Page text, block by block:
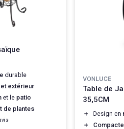
durable
extérieur
et le patio
de plantes
VONLUCE
Table de
35,5CM
＋ Design en
＋
Compacte